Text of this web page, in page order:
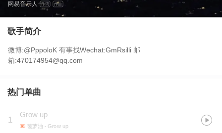
网易音乐人 作词 作曲
歌手简介
微博:@PppoloK 有事找Wechat:GmRsilli 邮
箱:470174954@qq.com
热门单曲
1
Grow up
菠萝油 - Grow up